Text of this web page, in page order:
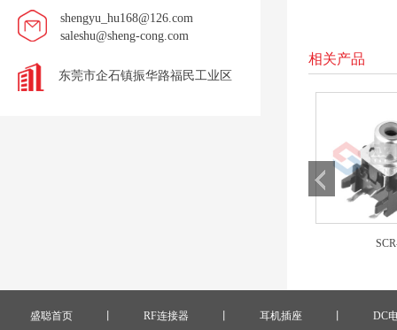
shengyu_hu168@126.com
saleshu@sheng-cong.com
东莞市企石镇振华路福民工业区
相关产品
盛聪首页 RF连接器 耳机插座 DC